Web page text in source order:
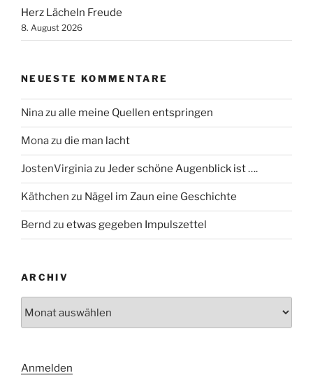
Herz Lächeln Freude
8. August 2026
NEUESTE KOMMENTARE
Ninazu alle meine Quellen entspringen
Monazu die man lacht
JostenVirginiazu Jeder schöne Augenblick ist ….
Käthchen zu Nägel im Zaun eine Geschichte
Bernd zu etwas gegeben Impulszettel
ARCHIV
Anmelden